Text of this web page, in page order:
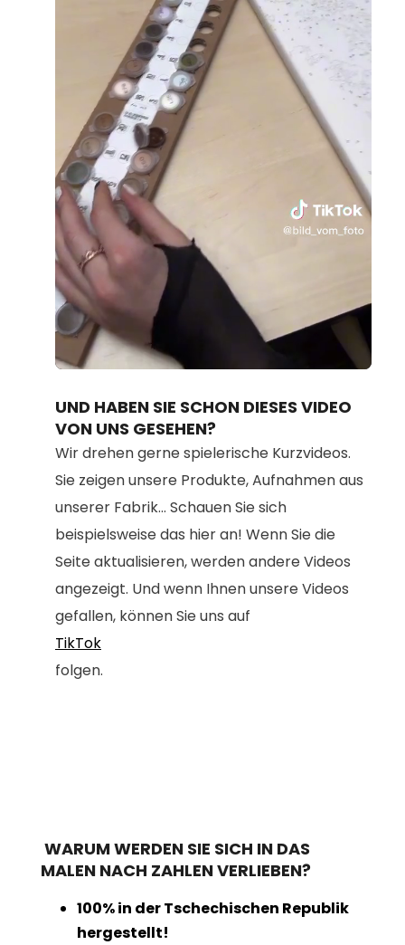
100.00%
UND HABEN SIE SCHON DIESES VIDEO
VON UNS GESEHEN?
Wir drehen gerne spielerische Kurzvideos.
Sie zeigen unsere Produkte, Aufnahmen aus
unserer Fabrik... Schauen Sie sich
beispielsweise das hier an! Wenn Sie die
Seite aktualisieren, werden andere Videos
angezeigt. Und wenn Ihnen unsere Videos
gefallen, können Sie uns auf
TikTok
folgen.
WARUM WERDEN SIE SICH IN DAS
MALEN NACH ZAHLEN VERLIEBEN?
100% in der Tschechischen Republik
hergestellt!